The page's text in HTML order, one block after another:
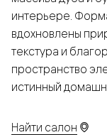
интерьере.
вдохновлены
текстура и
пространство
истинный
Найти салон